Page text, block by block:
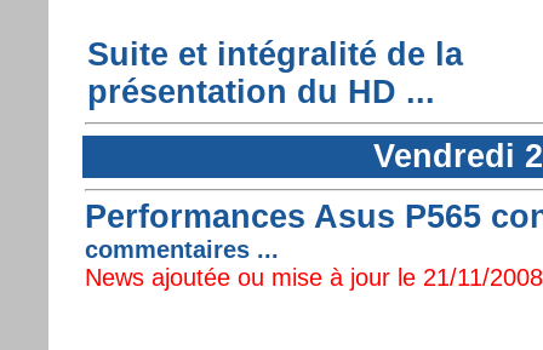
Suite et intégralité de la
présentation du HD ...
Vendredi
Performances Asus P565
commentaires ...
News ajoutée ou mise à jour le 21/11/